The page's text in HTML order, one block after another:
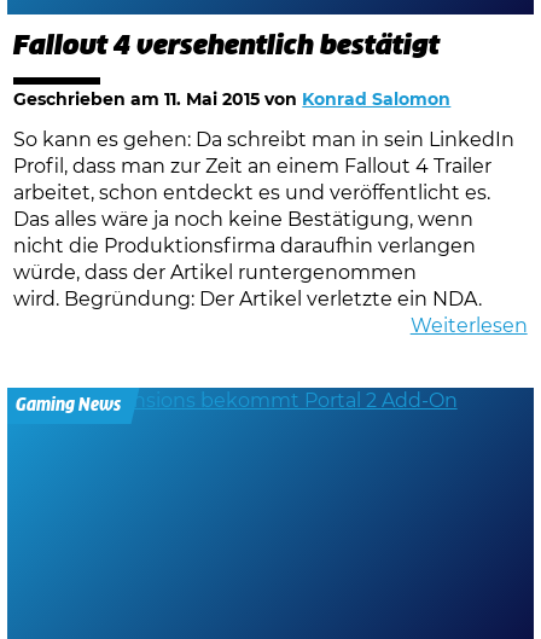
Fallout 4 versehentlich bestätigt
Geschrieben am11. Mai 2015 von Konrad Salomon
So kann es gehen: Da schreibt man in sein LinkedIn
Profil, dass man zur Zeit an einem Fallout 4 Trailer
arbeitet, schon entdeckt es und veröffentlicht es.
Das alles wäre ja noch keine Bestätigung, wenn
nicht die Produktionsfirma daraufhin verlangen
würde, dass der Artikel runtergenommen
wird. Begründung: Der Artikel verletzte ein NDA.
Weiterlesen
Gaming News